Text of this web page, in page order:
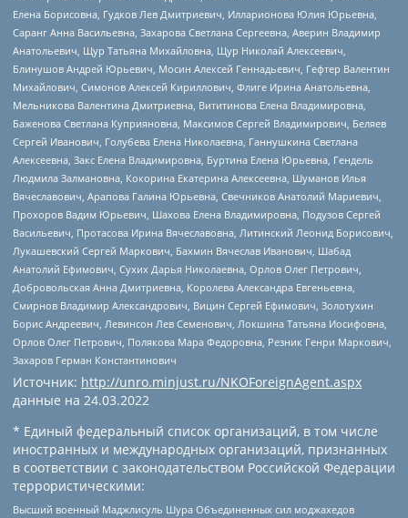
Елена Борисовна, Гудков Лев Дмитриевич, Илларионова Юлия Юрьевна,
Саранг Анна Васильевна, Захарова Светлана Сергеевна, Аверин Владимир
Анатольевич, Щур Татьяна Михайловна, Щур Николай Алексеевич,
Блинушов Андрей Юрьевич, Мосин Алексей Геннадьевич, Гефтер Валентин
Михайлович, Симонов Алексей Кириллович, Флиге Ирина Анатольевна,
Мельникова Валентина Дмитриевна, Вититинова Елена Владимировна,
Баженова Светлана Куприяновна, Максимов Сергей Владимирович, Беляев
Сергей Иванович, Голубева Елена Николаевна, Ганнушкина Светлана
Алексеевна, Закс Елена Владимировна, Буртина Елена Юрьевна, Гендель
Людмила Залмановна, Кокорина Екатерина Алексеевна, Шуманов Илья
Вячеславович, Арапова Галина Юрьевна, Свечников Анатолий Мариевич,
Прохоров Вадим Юрьевич, Шахова Елена Владимировна, Подузов Сергей
Васильевич, Протасова Ирина Вячеславовна, Литинский Леонид Борисович,
Лукашевский Сергей Маркович, Бахмин Вячеслав Иванович, Шабад
Анатолий Ефимович, Сухих Дарья Николаевна, Орлов Олег Петрович,
Добровольская Анна Дмитриевна, Королева Александра Евгеньевна,
Смирнов Владимир Александрович, Вицин Сергей Ефимович, Золотухин
Борис Андреевич, Левинсон Лев Семенович, Локшина Татьяна Иосифовна,
Орлов Олег Петрович, Полякова Мара Федоровна, Резник Генри Маркович,
Захаров Герман Константинович
Источник: http://unro.minjust.ru/NKOForeignAgent.aspx
данные на 24.03.2022
* Единый федеральный список организаций, в том числе
иностранных и международных организаций, признанных
в соответствии с законодательством Российской Федерации
террористическими:
Высший военный Маджлисуль Шура Объединенных сил моджахедов